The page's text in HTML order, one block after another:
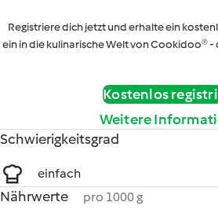
Registriere dich jetzt und erhalte ein
ein in die kulinarische Welt von Cookidoo®
Kostenlos
Weitere
Schwierigkeitsgrad
einfach
Nährwerte pro 1000 g